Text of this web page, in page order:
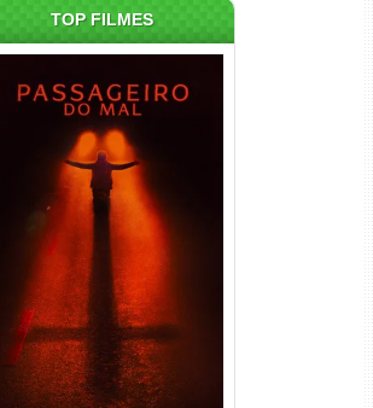
TOP FILMES
Passageiro do Mal Torrent
(2026) WEB-DL 1080p Dual
Áudio